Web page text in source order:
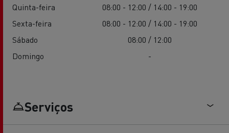
Quinta-feira
08:00 - 12:00 / 14:00 - 19:00
Sexta-feira
08:00 - 12:00 / 14:00 - 19:00
Sábado
08:00 / 12:00
Domingo
-
Serviços